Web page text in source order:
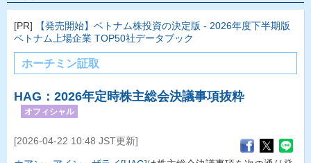
[PR]
【発売開始】ベトナム株投資の決定版 - 2026年度下半期版
ベトナム上場企業 TOP50社データブック
ホーチミン証取
HAG：2026年定時株主総会決議事項抜粋
オフィシャル
[2026-04-22 10:48 JST更新]